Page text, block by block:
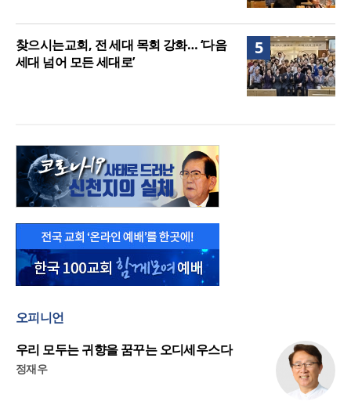
5
찾으시는교회, 전 세대 목회 강화… ‘다음
세대 넘어 모든 세대로’
오피니언
우리 모두는 귀향을 꿈꾸는 오디세우스다
정재우